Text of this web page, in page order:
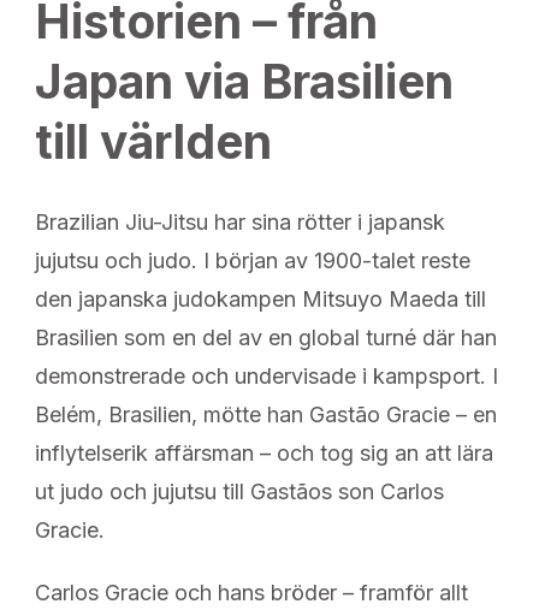
Historien – från
Japan via Brasilien
till världen
Brazilian Jiu-Jitsu har sina rötter i japansk
jujutsu och judo. I början av 1900-talet reste
den japanska judokampen Mitsuyo Maeda till
Brasilien som en del av en global turné där han
demonstrerade och undervisade i kampsport. I
Belém, Brasilien, mötte han Gastão Gracie – en
inflytelserik affärsman – och tog sig an att lära
ut judo och jujutsu till Gastãos son Carlos
Gracie.
Carlos Gracie och hans bröder – framför allt